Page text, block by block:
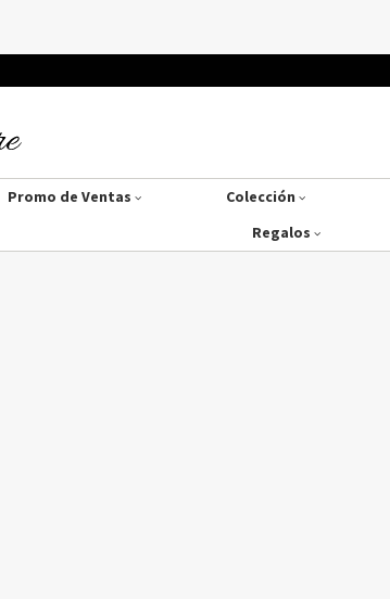
Promo de Ventas Colección
Regalos